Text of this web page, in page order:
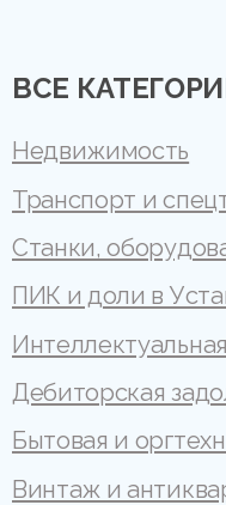
ВСЕ
Недвижимость
Транспорт и
Станки,
ПИК и доли в
Дебиторская
Бытовая и
Винтаж и